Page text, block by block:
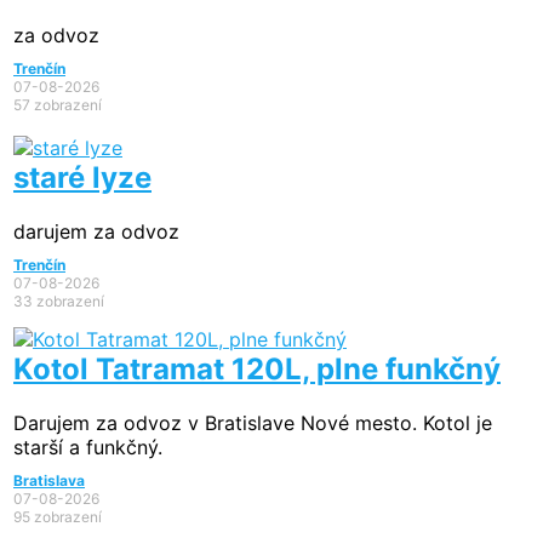
za odvoz
Trenčín
07-08-2026
57 zobrazení
staré lyze
darujem za odvoz
Trenčín
07-08-2026
33 zobrazení
Kotol Tatramat 120L, plne funkčný
Darujem za odvoz v Bratislave Nové mesto. Kotol je
starší a funkčný.
Bratislava
07-08-2026
95 zobrazení